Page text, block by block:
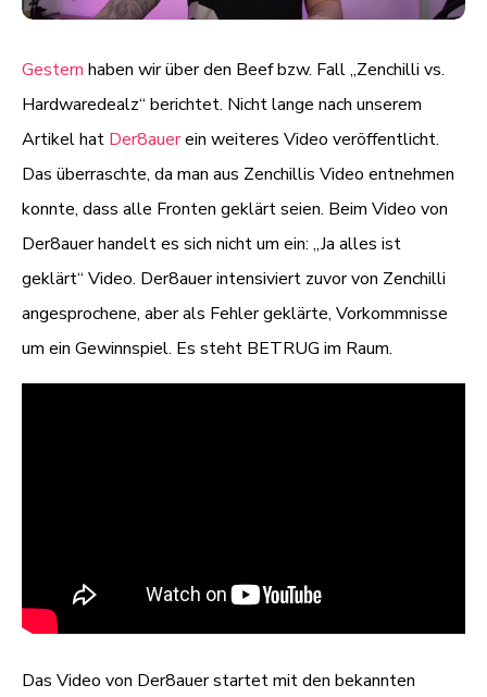
Gestern haben wir über den Beef bzw. Fall „Zenchilli vs.
Hardwaredealz“ berichtet. Nicht lange nach unserem
Artikel hat Der8auerein weiteres Video veröffentlicht.
Das überraschte, da man aus Zenchillis Video entnehmen
konnte, dass alle Fronten geklärt seien. Beim Video von
Der8auer handelt es sich nicht um ein: „Ja alles ist
geklärt“ Video. Der8auer intensiviert zuvor von Zenchilli
angesprochene, aber als Fehler geklärte, Vorkommnisse
um ein Gewinnspiel. Es steht BETRUG im Raum.
Das Video von Der8auer startet mit den bekannten